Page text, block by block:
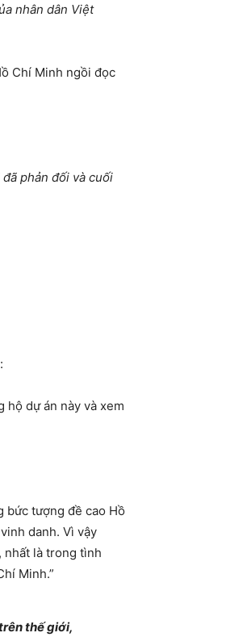
nhân dân Việt
Chí Minh ngồi đọc
phản đối và cuối
hộ dự án này và xem
bức tượng đề cao Hồ
danh. Vì vậy
nhất là trong tình
Minh.”
thế giới,